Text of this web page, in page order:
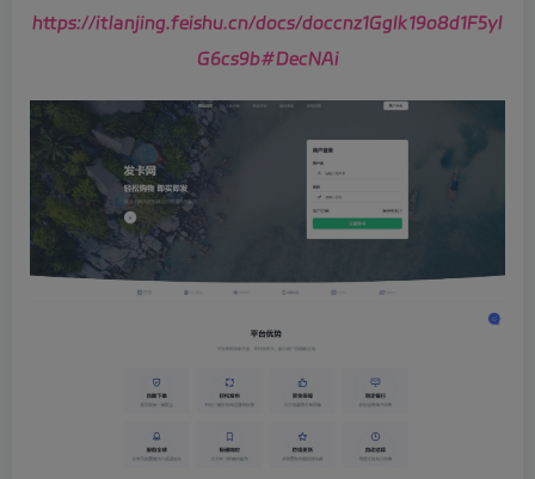
https://itlanjing.feishu.cn/docs/doccnz1GgIk19o8d1F5yl
G6cs9b#DecNAi